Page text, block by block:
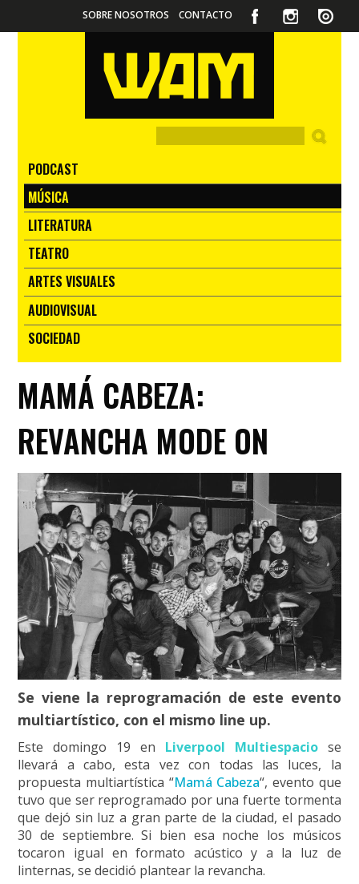
SOBRE NOSOTROS CONTACTO
PODCAST
MÚSICA
LITERATURA
TEATRO
ARTES VISUALES
AUDIOVISUAL
SOCIEDAD
MAMÁ CABEZA:
REVANCHA MODE ON
Se viene la reprogramación de este evento
multiartístico, con el mismo line up.
Este domingo 19 en Liverpool Multiespaciose
llevará a cabo, esta vez con todas las luces, la
propuesta multiartística “Mamá Cabeza“, evento que
tuvo que ser reprogramado por una fuerte tormenta
que dejó sin luz a gran parte de la ciudad, el pasado
30 de septiembre. Si bien esa noche los músicos
tocaron igual en formato acústico y a la luz de
linternas, se decidió plantear la revancha.